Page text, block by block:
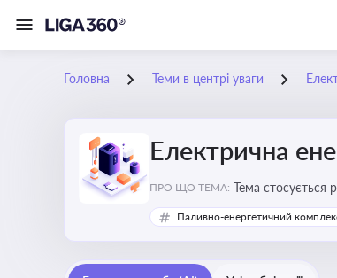
Головна Теми в центрі уваги
Електрична
ПРО ЩО ТЕМА: Тема стосується
Паливно-енергетичний